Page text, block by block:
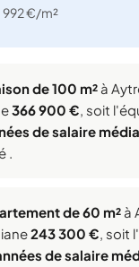
992 €/m²
de 100 m² à
366 900 €, soit
de salaire
.
de 60 m² à
243 300 €, soit
de salaire